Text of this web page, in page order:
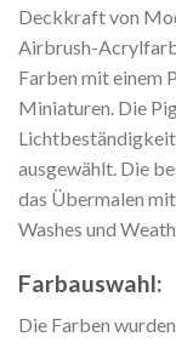
Deckkraft von
Airbrush-
Farben mit einem
Miniaturen. Die
ausgewählt. Die
das Übermalen
Washes und
Farbauswahl:
Die Farben